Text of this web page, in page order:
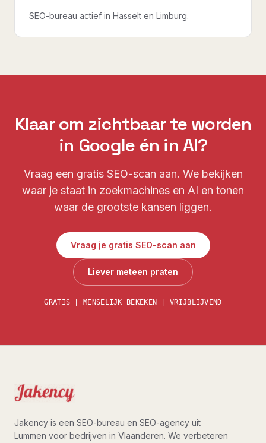
SEO-bureau actief in Hasselt en Limburg.
Klaar om zichtbaar te worden
in Google én in AI?
Vraag een gratis SEO-scan aan. We bekijken
waar je staat in zoekmachines en AI en tonen
waar de grootste kansen liggen.
Vraag je gratis SEO-scan aan
Liever meteen praten
GRATIS | MENSELIJK BEKEKEN | VRIJBLIJVEND
Jakency is een SEO-bureau en SEO-agency uit
Lummen voor bedrijven in Vlaanderen. We verbeteren